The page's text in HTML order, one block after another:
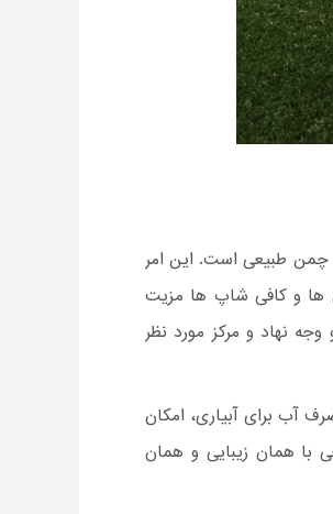
چمن طبیعی است. این امر
ها و کافی شاپ ها مزیت
نهاد و مرکز مورد نظر
آب برای آبیاری، امکان
با همان زیبایی و همان